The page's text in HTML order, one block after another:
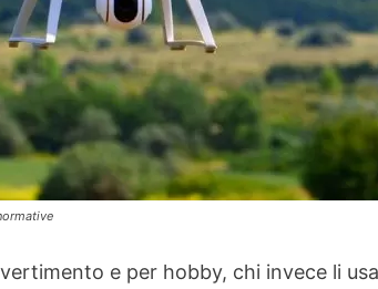
e per hobby, chi invece li